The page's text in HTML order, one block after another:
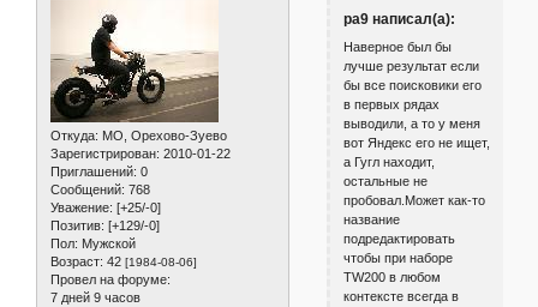
Откуда: МО, Орехово-Зуево
Зарегистрирован: 2010-01-22
Приглашений: 0
Сообщений: 768
Уважение: [+25/-0]
Позитив: [+129/-0]
Пол: Мужской
Возраст: 42 [1984-08-06]
Провел на форуме:
7 дней 9 часов
pa9 написал(а):
Наверное был бы
лучше результат если
бы все поисковики его
в первых рядах
выводили, а то у меня
вот Яндекс его не ищет,
а Гугл находит,
остальные не
пробовал.Может как-то
название
подредактировать
чтобы при наборе
TW200 в любом
контексте всегда в